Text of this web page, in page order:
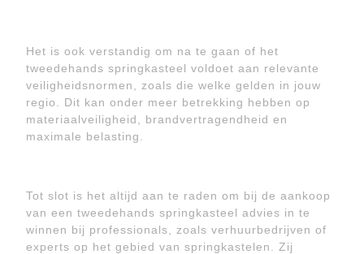
Het is ook verstandig om na te gaan of het
tweedehands springkasteel voldoet aan relevante
veiligheidsnormen, zoals die welke gelden in jouw
regio. Dit kan onder meer betrekking hebben op
materiaalveiligheid, brandvertragendheid en
maximale belasting.
Tot slot is het altijd aan te raden om bij de aankoop
van een tweedehands springkasteel advies in te
winnen bij professionals, zoals verhuurbedrijven of
experts op het gebied van springkastelen. Zij